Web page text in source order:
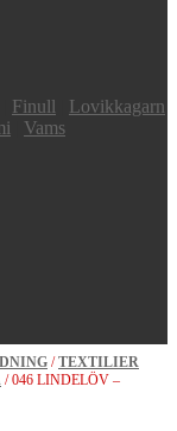
Finull
Lovikkagarn
Vams
/TEXTILIER
/ 046 LINDELÖV –